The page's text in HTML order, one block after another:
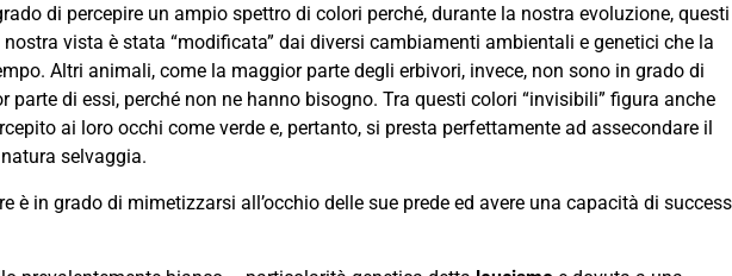
di percepire un ampio spettro di colori perché, durante la nostra evoluzione, questi
vista è stata “modificata” dai diversi cambiamenti ambientali e genetici che la
Altri animali, come la maggior parte degli erbivori, invece, non sono in grado di
parte di essi, perché non ne hanno bisogno. Tra questi colori “invisibili” figura anche
ai loro occhi come verde e, pertanto, si presta perfettamente ad assecondare il
selvaggia.
è in grado di mimetizzarsi all’occhio delle sue prede ed avere una capacità di